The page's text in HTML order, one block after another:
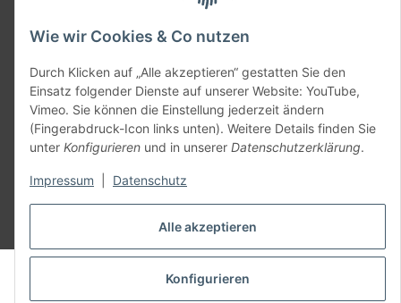
Alle akzeptieren
Konfigurieren
Wie wir Cookies & Co nutzen
Durch Klicken auf „Alle akzeptieren“ gestatten Sie den
Einsatz folgender Dienste auf unserer Website: YouTube,
Vimeo. Sie können die Einstellung jederzeit ändern
(Fingerabdruck-Icon links unten). Weitere Details finden Sie
unter Konfigurieren und in unserer Datenschutzerklärung.
Impressum Datenschutz
Teil unseres Netzwerks:
SmoliTec - Safety. Simplified. Worldwide. ( B2B Shop )
Vertrag widerrufen
* Alle Preise inkl. gesetzlicher USt., zzgl.Versand
© voltmaster.de
Powered byJTL-Shop